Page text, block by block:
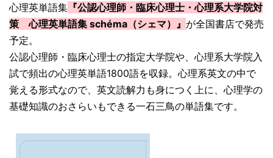
心理英単語集 『公認心理師・臨床心理士・心理系大学院対
策 心理英単語集 schéma（シェマ）』 が全国書店で発売
予定。
公認心理師・臨床心理士の指定大学院や、心理系大学院入
試で頻出の心理英単語1800語を収録。心理系英文の中で
覚える形式なので、英文読解力も身につく上に、心理学の
基礎知識のおさらいもできる一石三鳥の単語集です。